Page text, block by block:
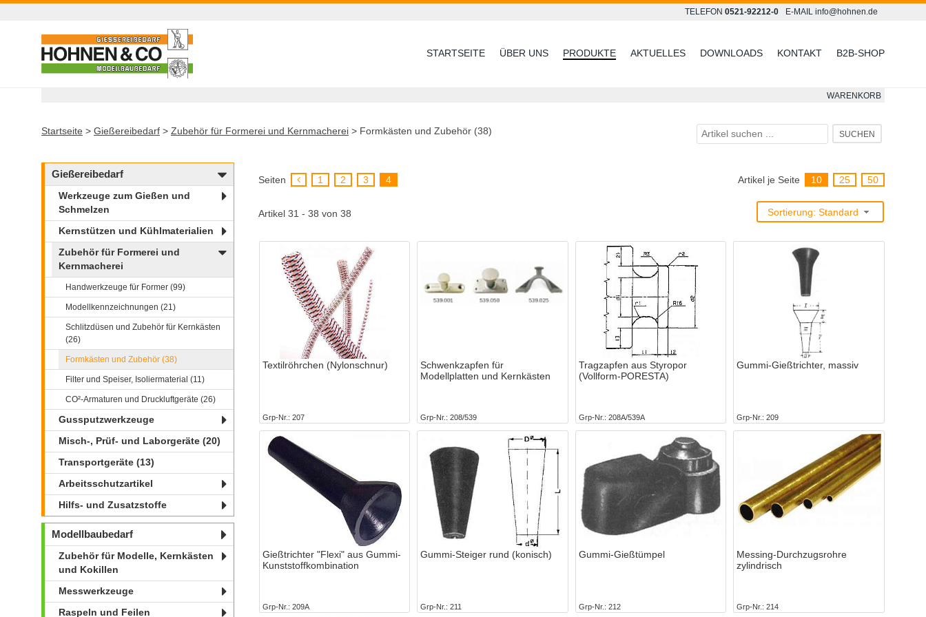
E-MAIL info@hohnen.de
TELEFON 0521-92212-0
B2B-SHOP
KONTAKT
DOWNLOADS
AKTUELLES
PRODUKTE
ÜBER UNS
STARTSEITE
WARENKORB
Startseite > Gießereibedarf > Zubehör für Formerei und Kernmacherei > Formkästen und Zubehör (38) SUCHEN
Gießereibedarf
Werkzeuge zum Gießen und
Schmelzen
Kernstützen und Kühlmaterialien
Zubehör für Formerei und
Kernmacherei
Handwerkzeuge für Former (99)
Modellkennzeichnungen (21)
Schlitzdüsen und Zubehör für Kernkästen
(26)
Formkästen und Zubehör (38)
Filter und Speiser, Isoliermaterial (11)
CO²-Armaturen und Druckluftgeräte (26)
Gussputzwerkzeuge
Misch-, Prüf- und Laborgeräte (20)
Transportgeräte (13)
Arbeitsschutzartikel
Hilfs- und Zusatzstoffe
Modellbaubedarf
Zubehör für Modelle, Kernkästen
und Kokillen
Messwerkzeuge
Raspeln und Feilen
Seiten 1 2 3 4 Artikel je Seite 10 25 50
Artikel 31 - 38 von 38 Sortierung: Standard
Textilröhrchen (Nylonschnur)
Grp-Nr. 207
Schwenkzapfen für
Modellplatten und Kernkästen
Grp-Nr. 208/539
Tragzapfen aus Styropor
(Vollform-PORESTA)
Grp-Nr. 208A/539A
Gummi-Gießtrichter, massiv
Grp-Nr. 209
Gießtrichter "Flexi" aus Gummi-
Kunststoffkombination
Grp-Nr. 209A
Gummi-Steiger rund (konisch)
Grp-Nr. 211
Gummi-Gießtümpel
Grp-Nr. 212
Messing-Durchzugsrohre
zylindrisch
Grp-Nr. 214